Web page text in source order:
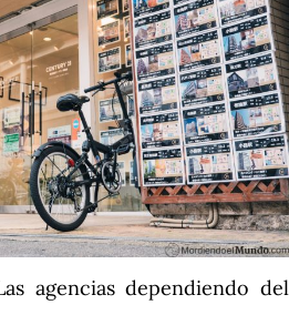
agencias dependiendo del